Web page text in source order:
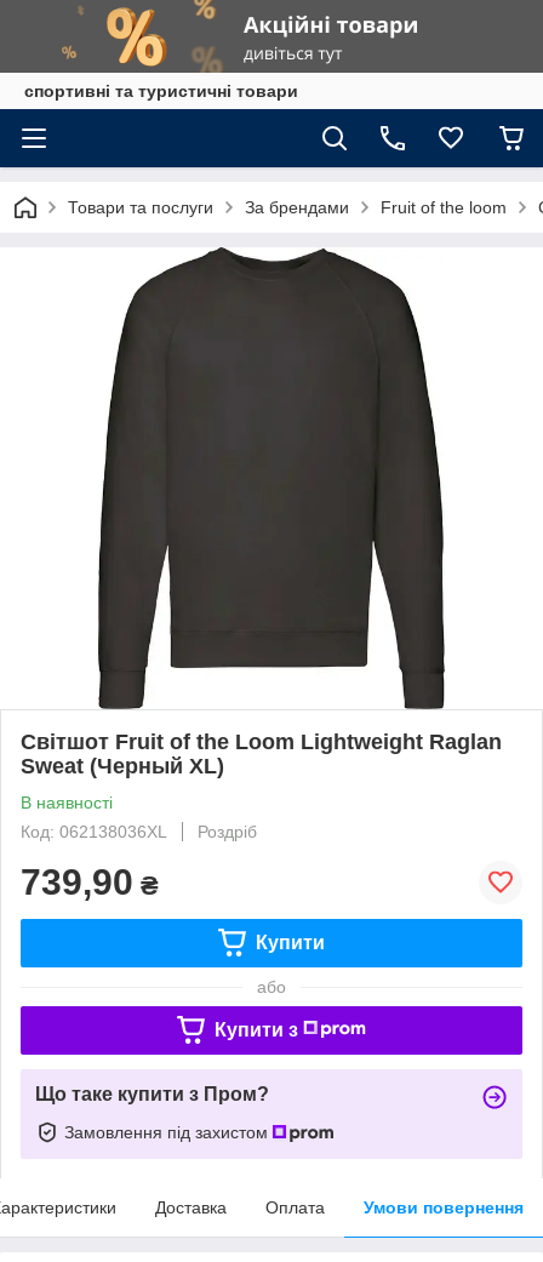
спортивні та туристичні товари
Товари та послуги За брендами Fruit of the loom
Світшот Fruit of the Loom Lightweight Raglan
Sweat (Черный XL)
В наявності
Код: 062138036XL
Роздріб
739,90 ₴
Купити
або
Купити з
Що таке купити з Пром?
Замовлення під захистом
Доставка Оплата Умови повернення